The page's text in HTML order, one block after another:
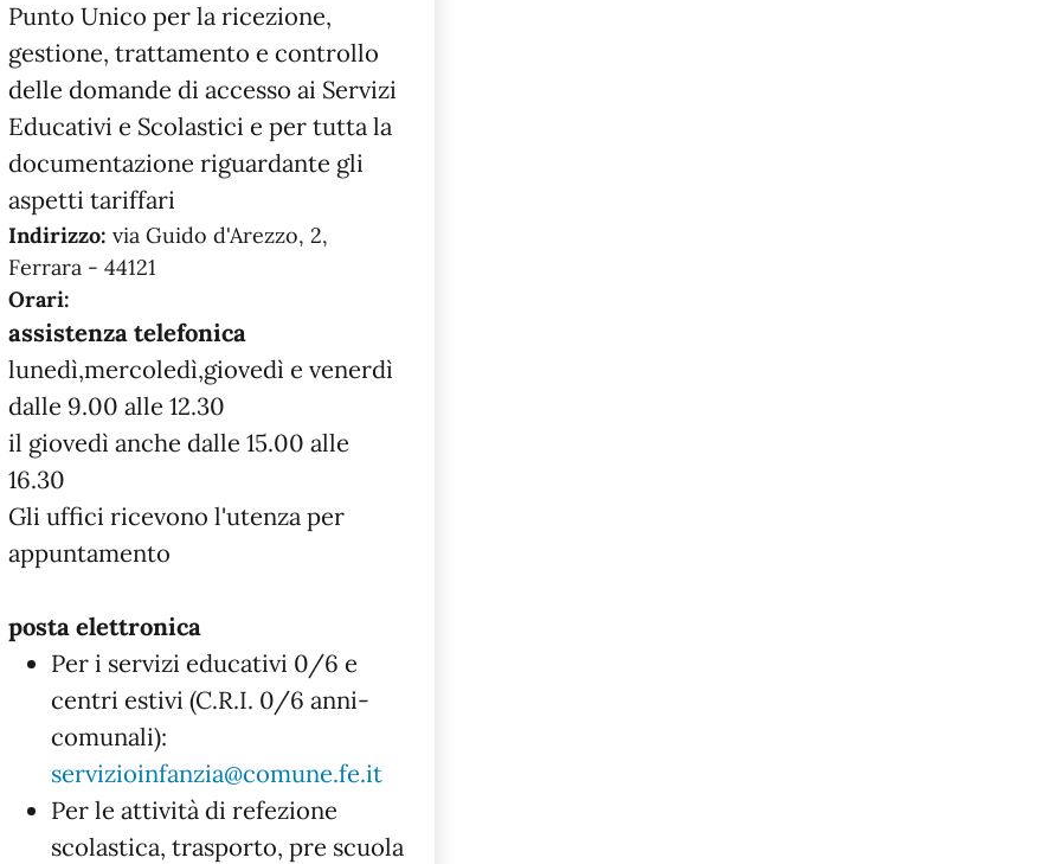
Punto Unico per la ricezione,
gestione, trattamento e controllo
delle domande di accesso ai Servizi
Educativi e Scolastici e per tutta la
documentazione riguardante gli
aspetti tariffari
Indirizzo: via Guido d'Arezzo, 2,
Ferrara - 44121
Orari:
assistenza telefonica
lunedì,mercoledì,giovedì e venerdì
dalle 9.00 alle 12.30
il giovedì anche dalle 15.00 alle
16.30
Gli uffici ricevono l'utenza per
appuntamento
posta elettronica
Per i servizi educativi 0/6 e
centri estivi (C.R.I. 0/6 anni-
comunali):
servizioinfanzia@comune.fe.it
Per le attività di refezione
scolastica, trasporto, pre scuola